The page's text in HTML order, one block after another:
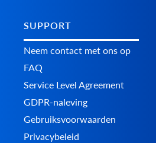
SUPPORT
Neem contact met ons op
FAQ
Service Level Agreement
GDPR-naleving
Gebruiksvoorwaarden
Privacybeleid